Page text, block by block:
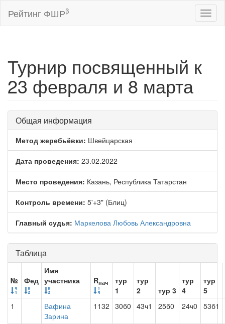
Рейтинг ФШРβ
Турнир посвященный к
23 февраля и 8 марта
Общая информация
Метод жеребьёвки: Швейцарская
Дата проведения: 23.02.2022
Место проведения: Казань, Республика Татарстан
Контроль времени: 5'+3" (Блиц)
Главный судья: Маркелова Любовь Александровна
Таблица
№ Фед
Имя
участника
Rнач
тур
1
тур
2
тур 3
тур
4
тур
5
1
Вафина
Зарина
1132 30б0 43ч1 25б0 24ч0 53б1